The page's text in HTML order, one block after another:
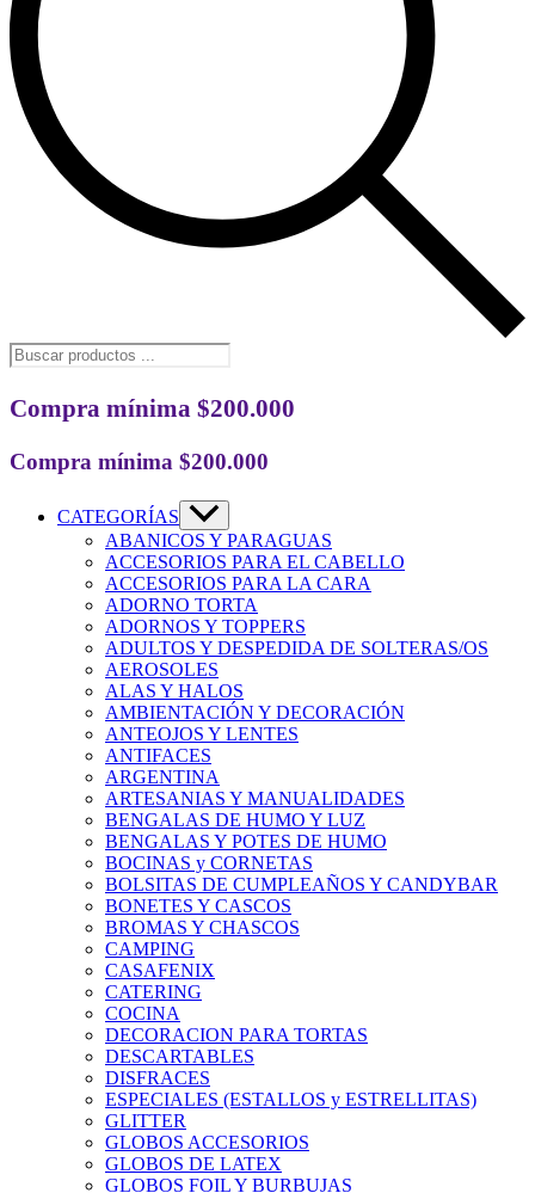
Búsqueda
de
productos
Compra mínima $200.000
Compra mínima $200.000
CATEGORÍAS
ABANICOS Y PARAGUAS
ACCESORIOS PARA EL CABELLO
ACCESORIOS PARA LA CARA
ADORNO TORTA
ADORNOS Y TOPPERS
ADULTOS Y DESPEDIDA DE SOLTERAS/OS
AEROSOLES
ALAS Y HALOS
AMBIENTACIÓN Y DECORACIÓN
ANTEOJOS Y LENTES
ANTIFACES
ARGENTINA
ARTESANIAS Y MANUALIDADES
BENGALAS DE HUMO Y LUZ
BENGALAS Y POTES DE HUMO
BOCINAS y CORNETAS
BOLSITAS DE CUMPLEAÑOS Y CANDYBAR
BONETES Y CASCOS
BROMAS Y CHASCOS
CAMPING
CASAFENIX
CATERING
COCINA
DECORACION PARA TORTAS
DESCARTABLES
DISFRACES
ESPECIALES (ESTALLOS y ESTRELLITAS)
GLITTER
GLOBOS ACCESORIOS
GLOBOS DE LATEX
GLOBOS FOIL Y BURBUJAS